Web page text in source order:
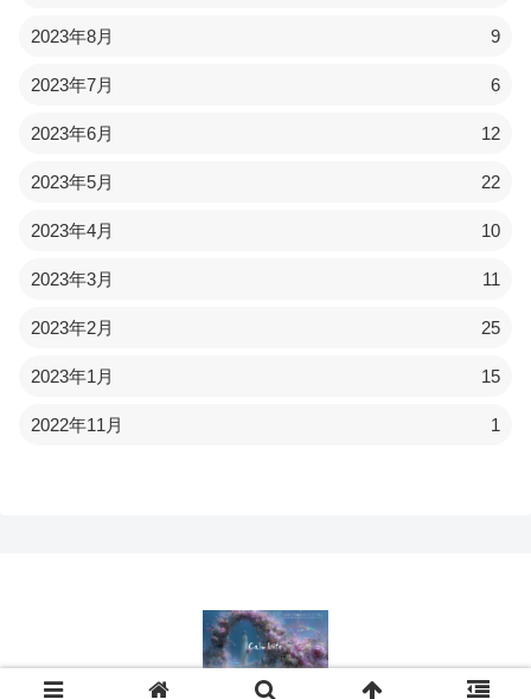
2023年8月 9
2023年7月 6
2023年6月 12
2023年5月 22
2023年4月 10
2023年3月 11
2023年2月 25
2023年1月 15
2022年11月 1
© 2022 Calmlife.